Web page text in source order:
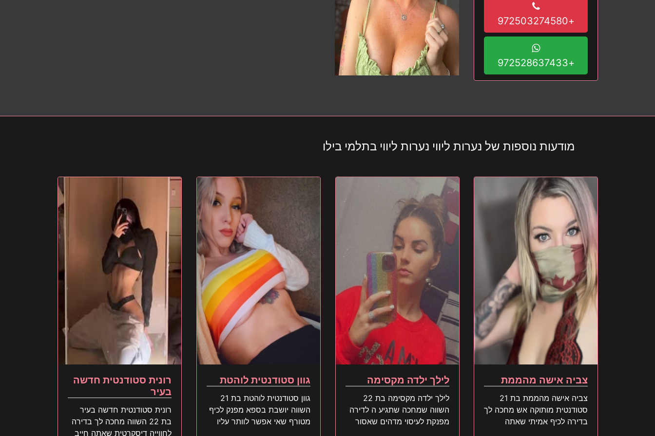
+972503274580
+972528637433
מודעות נוספות של נערות ליווי נערות ליווי בתלמי בילו
צביה אישה מהממת
צביה אישה מהממת בת 21
סטודנטית מותוקה אש מחכה לך
בדירה לכיף אמיתי שאתה
לילך ילדה מקסימה
לילך ילדה מקסימה בת 22
השווה שמחכה שתגיע ה לדירה
מפנקת לעיסוי מדהים שאסור
גוון סטודנטית לוהטת
גוון סטודנטית לוהטת בת 21
השווה יושבת בספא מפנק לכיף
מטורף שאי אפשר לוותר עליו
רונית סטודנטית חדשה
בעיר
רונית סטודנטית חדשה בעיר
בת 22 השווה מחכה לך בדירה
לחווייה דיסקרטית שאתה חייב